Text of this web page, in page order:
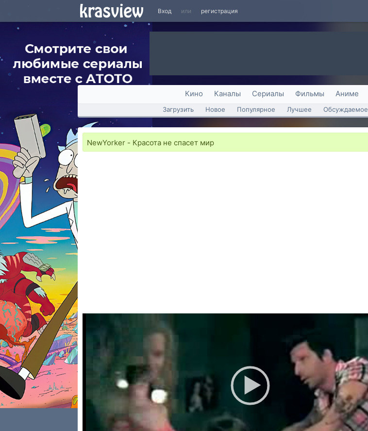
Вход или регистрация
Кино Каналы Сериалы Фильмы Аниме
Загрузить Новое Популярное Лучшее Обсуждаемое
NewYorker - Красота не спасет мир